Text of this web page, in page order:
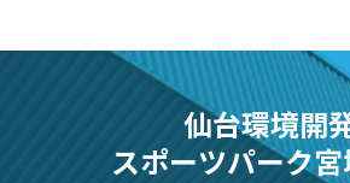
仙台環境開
スポーツパーク